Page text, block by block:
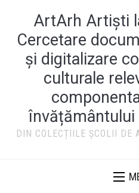
ArtArh Artiști
Cercetare
și digitalizare
culturale
DIN COLECȚIILE ȘCOLII DE